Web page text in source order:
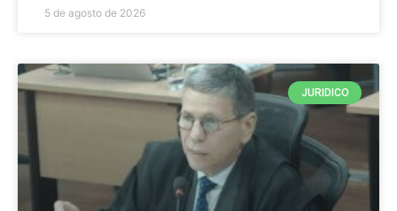
5 de agosto de 2026
JURIDICO